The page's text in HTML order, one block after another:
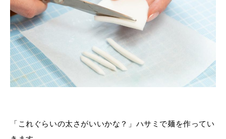
「これぐらいの太さがいいかな？」ハサミで麺を作ってい